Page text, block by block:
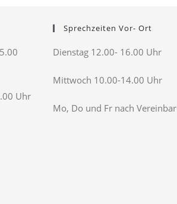
Uhr
Sprechzeiten Vor- Ort
Dienstag 12.00- 16.00 Uhr
Mittwoch 10.00-14.00 Uhr
Mo, Do und Fr nach